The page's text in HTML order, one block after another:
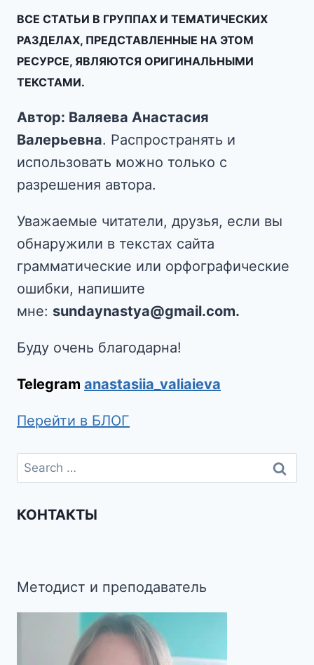
ВСЕ СТАТЬИ В ГРУППАХ И ТЕМАТИЧЕСКИХ
РАЗДЕЛАХ, ПРЕДСТАВЛЕННЫЕ НА ЭТОМ
РЕСУРСЕ, ЯВЛЯЮТСЯ ОРИГИНАЛЬНЫМИ
ТЕКСТАМИ.
Автор: Валяева Анастасия
Валерьевна. Распространять и
использовать можно только с
разрешения автора.
Уважаемые читатели, друзья, если вы
обнаружили в текстах сайта
грамматические или орфографические
ошибки, напишите
мне: sundaynastya@gmail.com.
Буду очень благодарна!
Telegram anastasiia_valiaieva
Перейти в БЛОГ
КОНТАКТЫ
Методист и преподаватель